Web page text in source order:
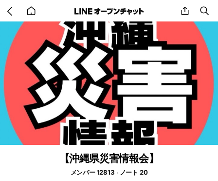
back
to
share
【沖縄県災害情報会】
メンバー 12813
ノート 20